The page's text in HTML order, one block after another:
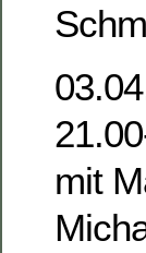
mit